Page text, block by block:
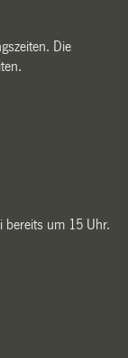
Die
bereits um 15 Uhr.